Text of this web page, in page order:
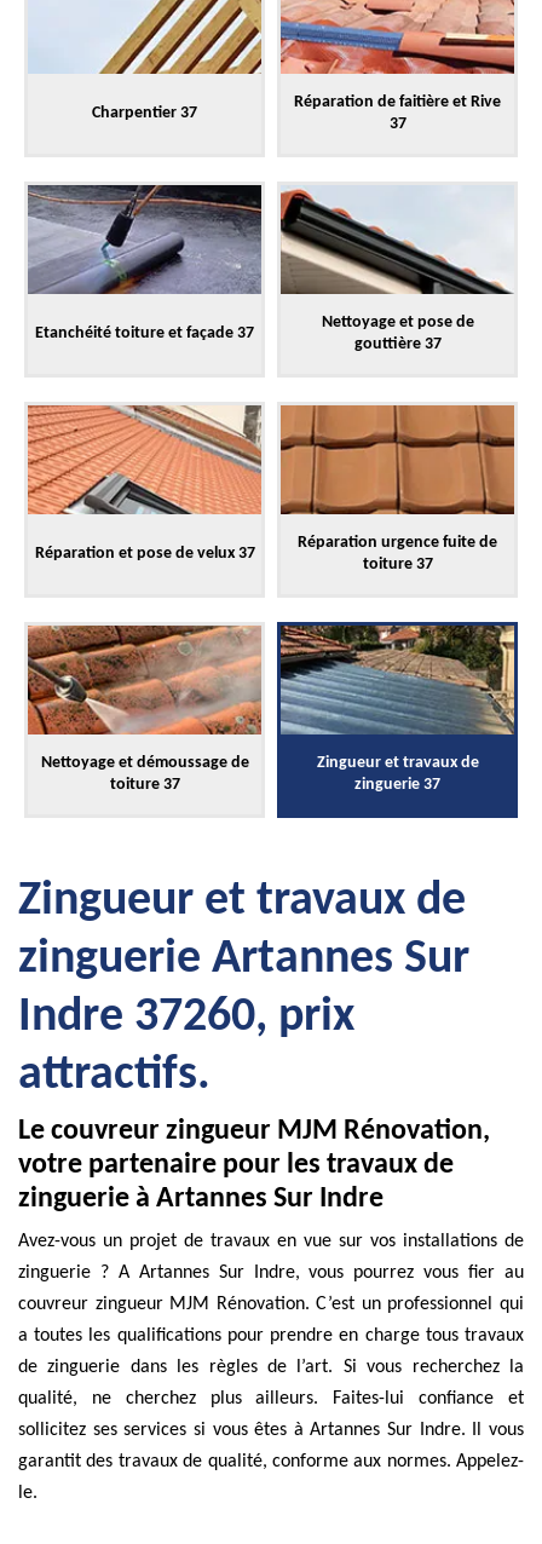
Charpentier 37
Réparation de faitière et Rive
37
Etanchéité toiture et façade 37
Nettoyage et pose de
gouttière 37
Réparation et pose de velux 37
Réparation urgence fuite de
toiture 37
Nettoyage et démoussage de
toiture 37
Zingueur et travaux de
zinguerie 37
Zingueur et travaux de
zinguerie Artannes Sur
Indre 37260, prix
attractifs.
Le couvreur zingueur MJM Rénovation,
votre partenaire pour les travaux de
zinguerie à Artannes Sur Indre
Avez-vous un projet de travaux en vue sur vos installations de
zinguerie ? A Artannes Sur Indre, vous pourrez vous fier au
couvreur zingueur MJM Rénovation. C’est un professionnel qui
a toutes les qualifications pour prendre en charge tous travaux
de zinguerie dans les règles de l’art. Si vous recherchez la
qualité, ne cherchez plus ailleurs. Faites-lui confiance et
sollicitez ses services si vous êtes à Artannes Sur Indre. Il vous
garantit des travaux de qualité, conforme aux normes. Appelez-
le.